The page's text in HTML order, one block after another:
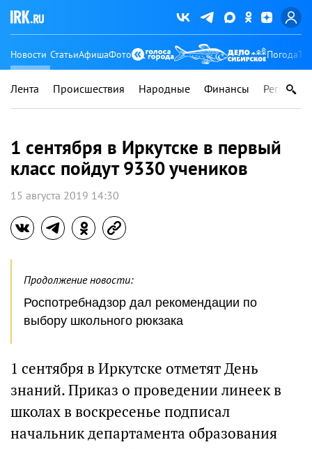
Новости СтатьиАфишаФото Погода
Лента Происшествия Народные Финансы Регионы
1 сентября в Иркутске в первый
класс пойдут 9330 учеников
15 августа 2019 14:30
Продолжение новости:
Роспотребнадзор дал рекомендации по
выбору школьного рюкзака
1 сентября в Иркутске отметят День
знаний. Приказ о проведении линеек в
школах в воскресенье подписал
начальник департамента образования